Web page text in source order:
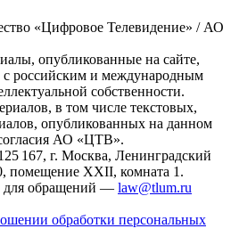
«Цифровое Телевидение» / АО
опубликованные на сайте,
российским и международным
собственности.
в том числе текстовых,
опубликованных на данном
АО «ЦТВ».
167, г. Москва, Ленинградский
помещение XXII, комната 1.
для обращений — law@tlum.ru
обработки персональных